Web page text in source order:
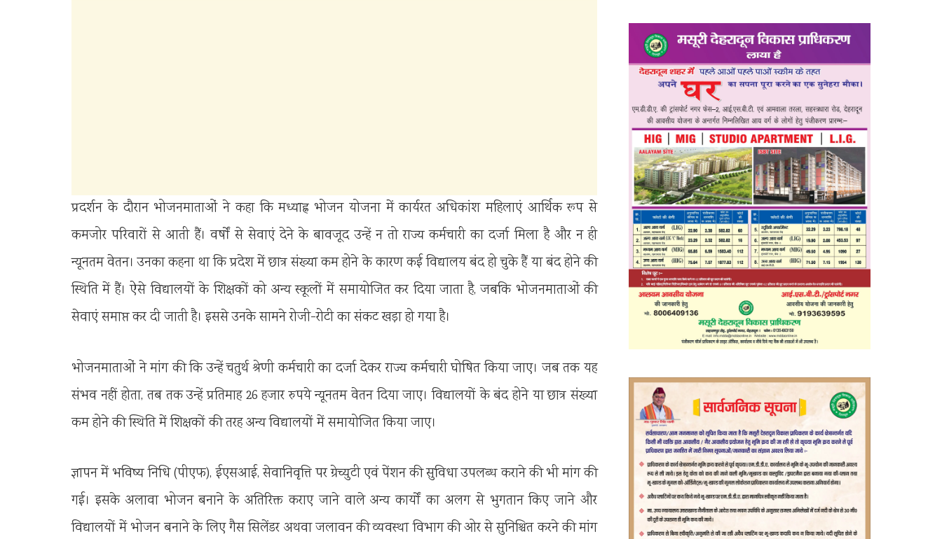
प्रदर्शन के दौरान भोजनमाताओं ने कहा कि मध्याह्न भोजन योजना में कार्यरत अधिकांश महिलाएं आर्थिक रूप से
कमजोर परिवारों से आती हैं। वर्षों से सेवाएं देने के बावजूद उन्हें न तो राज्य कर्मचारी का दर्जा मिला है और न ही
न्यूनतम वेतन। उनका कहना था कि प्रदेश में छात्र संख्या कम होने के कारण कई विद्यालय बंद हो चुके हैं या बंद होने की
स्थिति में हैं। ऐसे विद्यालयों के शिक्षकों को अन्य स्कूलों में समायोजित कर दिया जाता है, जबकि भोजनमाताओं की
सेवाएं समाप्त कर दी जाती है। इससे उनके सामने रोजी-रोटी का संकट खड़ा हो गया है।
भोजनमाताओं ने मांग की कि उन्हें चतुर्थ श्रेणी कर्मचारी का दर्जा देकर राज्य कर्मचारी घोषित किया जाए। जब तक यह
संभव नहीं होता, तब तक उन्हें प्रतिमाह 26 हजार रुपये न्यूनतम वेतन दिया जाए। विद्यालयों के बंद होने या छात्र संख्या
कम होने की स्थिति में शिक्षकों की तरह अन्य विद्यालयों में समायोजित किया जाए।
ज्ञापन में भविष्य निधि (पीएफ), ईएसआई, सेवानिवृत्ति पर ग्रेच्युटी एवं पेंशन की सुविधा उपलब्ध कराने की भी मांग की
गई। इसके अलावा भोजन बनाने के अतिरिक्त कराए जाने वाले अन्य कार्यों का अलग से भुगतान किए जाने और
विद्यालयों में भोजन बनाने के लिए गैस सिलेंडर अथवा जलावन की व्यवस्था विभाग की ओर से सुनिश्चित करने की मांग